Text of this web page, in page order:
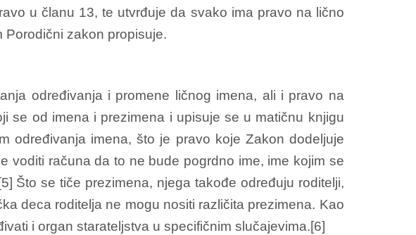
u članu 13, te utvrđuje da svako ima pravo na lično
Porodični zakon propisuje.
određivanja i promene ličnog imena, ali i pravo na
se od imena i prezimena i upisuje se u matičnu knjigu
određivanja imena, što je pravo koje Zakon dodeljuje
voditi računa da to ne bude pogrdno ime, ime kojim se
Što se tiče prezimena, njega takođe određuju roditelji,
deca roditelja ne mogu nositi različita prezimena. Kao
i organ starateljstva u specifičnim slučajevima.[6]